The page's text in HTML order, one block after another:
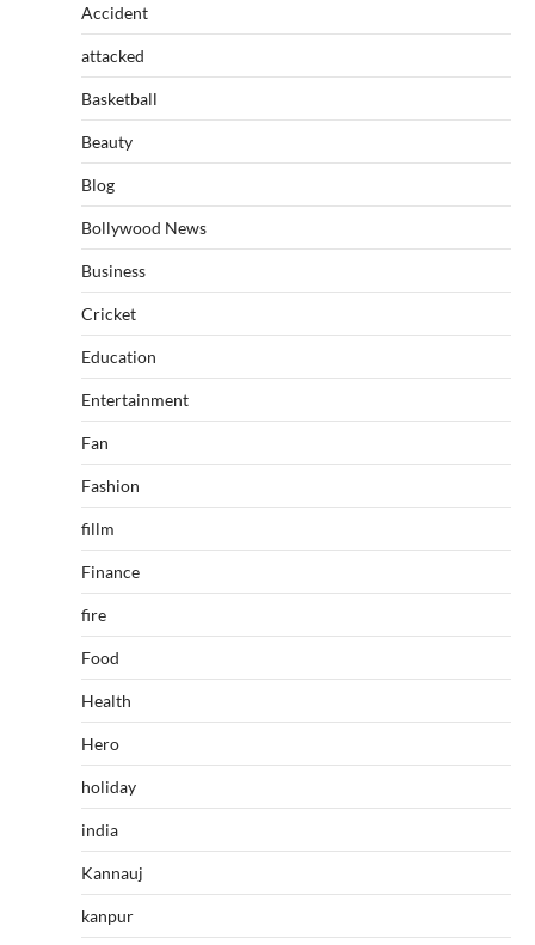
Accident
attacked
Basketball
Beauty
Blog
Bollywood News
Business
Cricket
Education
Entertainment
Fan
Fashion
fillm
Finance
fire
Food
Health
Hero
holiday
india
Kannauj
kanpur